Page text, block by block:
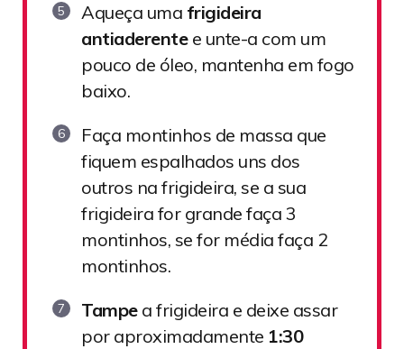
Aqueça uma frigideira
antiaderentee unte-a com um
pouco de óleo, mantenha em fogo
baixo.
Faça montinhos de massa que
fiquem espalhados uns dos
outros na frigideira, se a sua
frigideira for grande faça 3
montinhos, se for média faça 2
montinhos.
Tampea frigideira e deixe assar
por aproximadamente 1:30